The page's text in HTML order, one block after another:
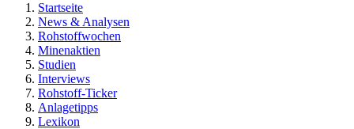
Startseite
News & Analysen
Rohstoffwochen
Minenaktien
Studien
Interviews
Rohstoff-Ticker
Anlagetipps
Lexikon